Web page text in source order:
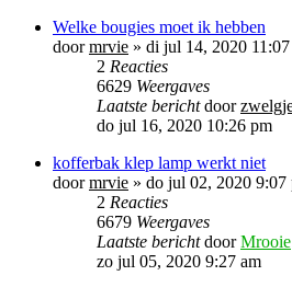
Welke bougies moet ik hebben
doormrvie » di jul 14, 2020 11:07
2 Reacties
6629 Weergaves
Laatste berichtdoor
do jul 16, 2020 10:26 pm
kofferbak klep lamp werkt niet
doormrvie » do jul 02, 2020 9:07
2 Reacties
6679 Weergaves
Laatste berichtdoorMrooie
zo jul 05, 2020 9:27 am